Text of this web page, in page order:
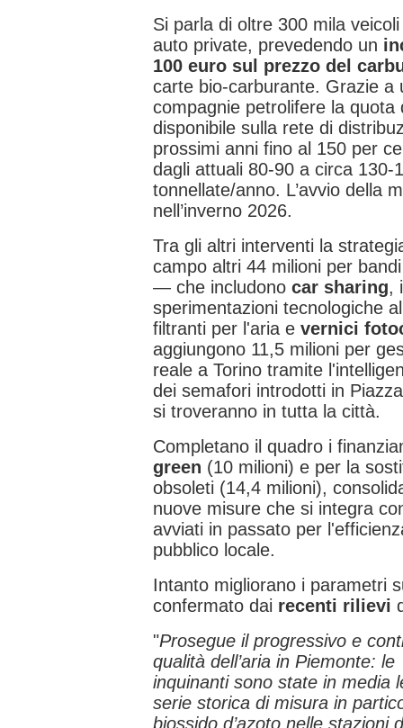
Si parla di oltre 300 mila
auto private, prevedendo un
100 euro sul prezzo del
carte bio-carburante. Grazie a
compagnie petrolifere la quota
disponibile sulla rete di
prossimi anni fino al 150 per
dagli attuali 80-90 a circa 130-
tonnellate/anno. L’avvio della
nell’inverno 2026.
Tra gli altri interventi la
campo altri 44 milioni per
— che includono car sharing,
sperimentazioni tecnologiche
filtranti per l'aria e vernici
aggiungono 11,5 milioni per
reale a Torino tramite
dei semafori introdotti in
si troveranno in tutta la città.
Completano il quadro i
green (10 milioni) e per la
obsoleti (14,4 milioni),
nuove misure che si integra
avviati in passato per
pubblico locale.
Intanto migliorano i parametri
confermato dai recenti rilievi
"Prosegue il progressivo e
qualità dell’aria in Piemonte:
inquinanti sono state in media
serie storica di misura in
biossido d’azoto nelle stazioni